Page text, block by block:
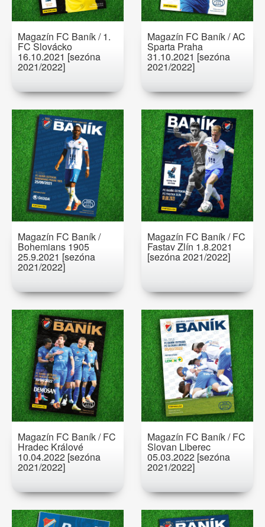
Magazín FC Baník / 1.
FC Slovácko
16.10.2021 [sezóna
2021/2022]
Magazín FC Baník / AC
Sparta Praha
31.10.2021 [sezóna
2021/2022]
Magazín FC Baník /
Bohemians 1905
25.9.2021 [sezóna
2021/2022]
Magazín FC Baník / FC
Fastav Zlín 1.8.2021
[sezóna 2021/2022]
Magazín FC Baník / FC
Hradec Králové
10.04.2022 [sezóna
2021/2022]
Magazín FC Baník / FC
Slovan Liberec
05.03.2022 [sezóna
2021/2022]